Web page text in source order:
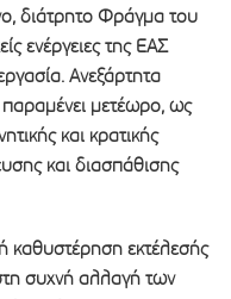
διάτρητο Φράγμα του
ενέργειες της ΕΑΣ
Ανεξάρτητα
μετέωρο, ως
και κρατικής
και διασπάθισης
καθυστέρηση εκτέλεσής
συχνή αλλαγή των